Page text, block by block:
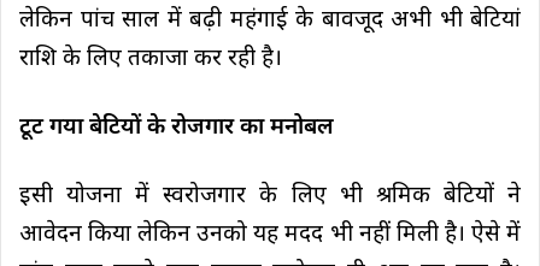
लेकिन पांच साल में बढ़ी महंगाई के बावजूद अभी भी बेटियां
राशि के लिए तकाजा कर रही है।
टूट गया बेटियों के रोजगार का मनोबल
इसी योजना में स्वरोजगार के लिए भी श्रमिक बेटियों ने
आवेदन किया लेकिन उनको यह मदद भी नहीं मिली है। ऐसे में